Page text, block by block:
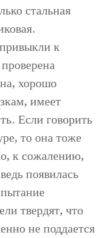
стальная
к
хорошо
имеет
Если говорить
то она тоже
к сожалению,
появилась
твердят, что
не поддается